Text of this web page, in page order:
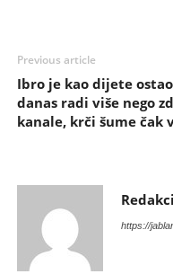
Previous article
Ibro je kao dijete
danas radi više nego
kanale, krči šume čak
https://